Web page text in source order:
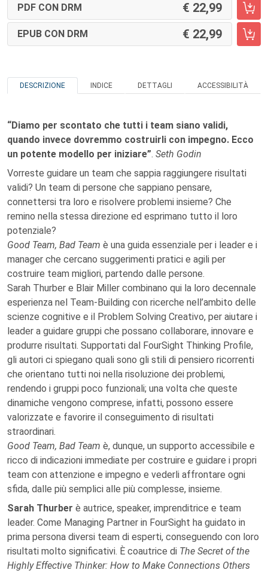
PDF CON DRM 22,99
EPUB CON DRM 22,99
DESCRIZIONE INDICE DETTAGLI ACCESSIBILITÀ
“Diamo per scontato che tutti i team siano validi,
quando invece dovremmo costruirli con impegno. Ecco
un potente modello per iniziare”. Seth Godin
Vorreste guidare un team che sappia raggiungere risultati
validi? Un team di persone che sappiano pensare,
connettersi tra loro e risolvere problemi insieme? Che
remino nella stessa direzione ed esprimano tutto il loro
potenziale?
Good Team, Bad Team è una guida essenziale per i leader e i
manager che cercano suggerimenti pratici e agili per
costruire team migliori, partendo dalle persone.
Sarah Thurber e Blair Miller combinano qui la loro decennale
esperienza nel Team-Building con ricerche nell’ambito delle
scienze cognitive e il Problem Solving Creativo, per aiutare i
leader a guidare gruppi che possano collaborare, innovare e
produrre risultati. Supportati dal FourSight Thinking Profile,
gli autori ci spiegano quali sono gli stili di pensiero ricorrenti
che orientano tutti noi nella risoluzione dei problemi,
rendendo i gruppi poco funzionali; una volta che queste
dinamiche vengono comprese, infatti, possono essere
valorizzate e favorire il conseguimento di risultati
straordinari.
Good Team, Bad Team è, dunque, un supporto accessibile e
ricco di indicazioni immediate per costruire e guidare i propri
team con attenzione e impegno e vederli affrontare ogni
sfida, dalle più semplici alle più complesse, insieme.
Sarah Thurber è autrice, speaker, imprenditrice e team
leader. Come Managing Partner in FourSight ha guidato in
prima persona diversi team di esperti, conseguendo con loro
risultati molto significativi. È coautrice di The Secret of the
Highly Effective Thinker: How to Make Connections Others